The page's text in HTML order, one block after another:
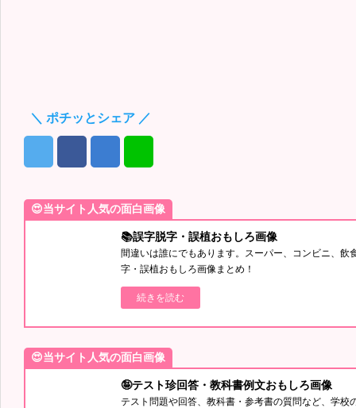
＼ ポチッとシェア ／
😍当サイト人気の面白画像
📚誤字脱字・誤植おもしろ画像
間違いは誰にでもあります。スーパー、コンビニ、
字・誤植おもしろ画像まとめ！
続きを読む
😍当サイト人気の面白画像
🤪テスト珍回答・教科書例文おもしろ画像
テスト問題や回答、教科書・参考書の質問など、学校